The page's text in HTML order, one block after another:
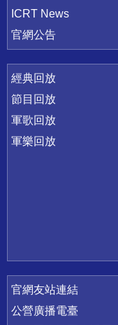
ICRT News
官網公告
經典回放
節目回放
軍歌回放
軍樂回放
官網友站連結
公營廣播電臺